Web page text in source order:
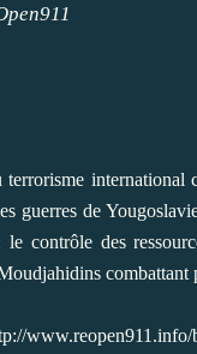
international
guerres de
contrôle des
combattant